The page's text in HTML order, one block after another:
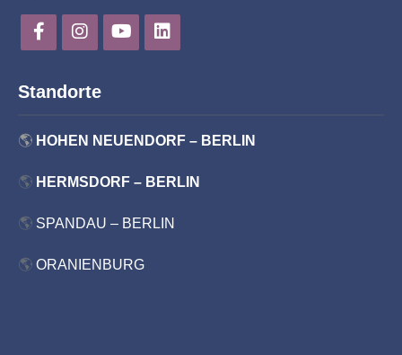
Standorte
🌎 HOHEN NEUENDORF – BERLIN
🌎 HERMSDORF – BERLIN
🌎 SPANDAU – BERLIN
🌎 ORANIENBURG